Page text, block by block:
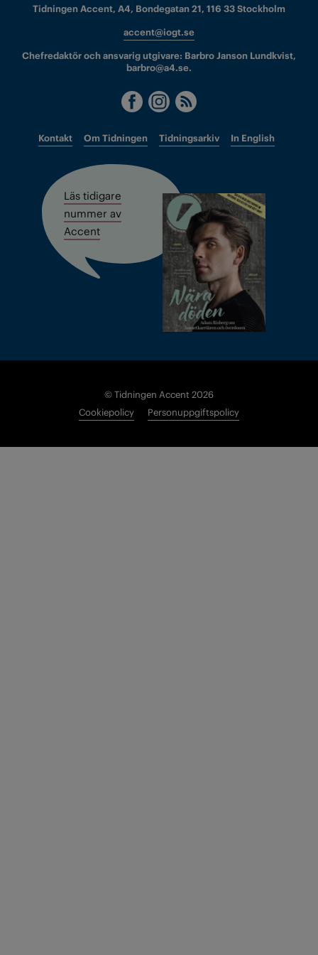
Tidningen Accent, A4, Bondegatan 21, 116 33 Stockholm
accent@iogt.se
Chefredaktör och ansvarig utgivare: Barbro Janson Lundkvist,
barbro@a4.se.
Kontakt Om Tidningen Tidningsarkiv In English
Läs tidigare
nummer av
Accent
© Tidningen Accent 2026
Cookiepolicy
Personuppgiftspolicy